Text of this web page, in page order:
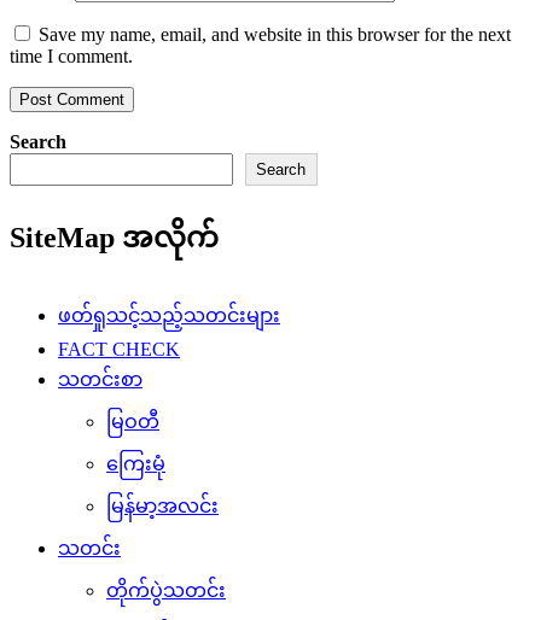
Save my name, email, and website in this browser for the next
time I comment.
Search
Search
SiteMap အလိုက်
ဖတ်ရှုသင့်သည့်သတင်းများ
FACT CHECK
သတင်းစာ
မြဝတီ
ကြေးမုံ
မြန်မာ့အလင်း
သတင်း
တိုက်ပွဲသတင်း